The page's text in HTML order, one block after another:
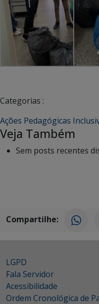
Categorias :
Ações Pedagógicas
Veja Também
Sem posts recentes
Compartilhe:
LGPD
Fala Servidor
Acessibilidade
Ordem Cronológica de